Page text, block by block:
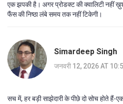
एक झपकी है। अगर प्रोडक्ट की क्वालिटी नहीं
फैंस की निष्ठा लंबे समय तक नहीं टिकेगी।
Simardeep Singh
जनवरी 12, 2026 AT
सच में, हर बड़ी साझेदारी के पीछे दो सोच होते